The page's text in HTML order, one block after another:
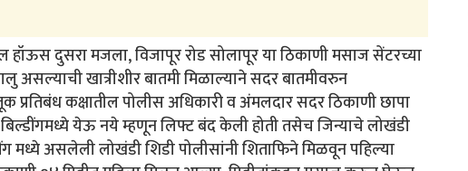
हॉऊस दुसरा मजला, विजापूर रोड सोलापूर या ठिकाणी मसाज सेंटरच्या
असल्याची खात्रीशीर बातमी मिळाल्याने सदर बातमीवरुन
प्रतिबंध कक्षातील पोलीस अधिकारी व अंमलदार सदर ठिकाणी छापा
येऊ नये म्हणून लिफ्ट बंद केली होती तसेच जिन्याचे लोखंडी
असलेली लोखंडी शिडी पोलीसांनी शिताफिने मिळवून पहिल्या